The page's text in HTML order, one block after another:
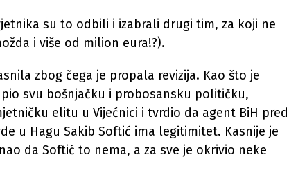
su to odbili i izabrali drugi tim, za koji ne
i više od milion eura!?).
zbog čega je propala revizija. Kao što je
svu bošnjačku i probosansku političku,
elitu u Vijećnici i tvrdio da agent BiH pred
u Hagu Sakib Softić ima legitimitet. Kasnije je
da Softić to nema, a za sve je okrivio neke